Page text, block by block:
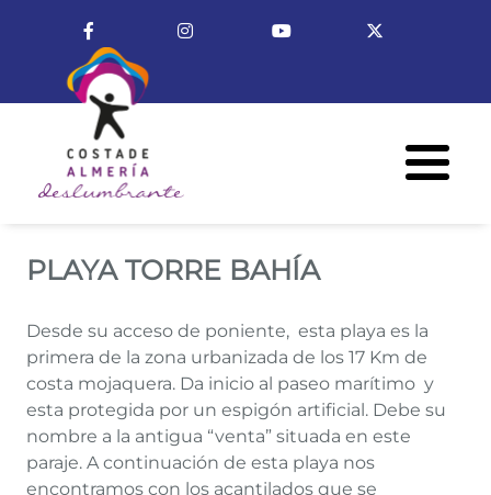
Enlace a FacebookEnlace a InstagramEnlace a Youtube
PLAYA TORRE BAHÍA
Desde su acceso de poniente, esta playa es la
primera de la zona urbanizada de los 17 Km de
costa mojaquera. Da inicio al paseo marítimo y
esta protegida por un espigón artificial. Debe su
nombre a la antigua “venta” situada en este
paraje. A continuación de esta playa nos
encontramos con los acantilados que se